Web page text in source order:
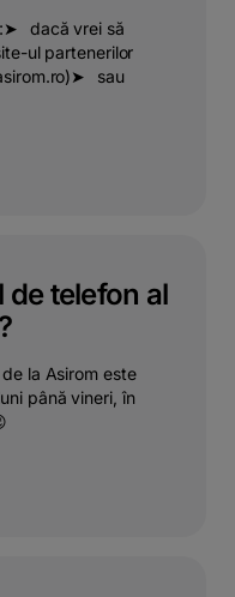
vrei să
ul partenerilor
de telefon al
la Asirom este
până vineri, în